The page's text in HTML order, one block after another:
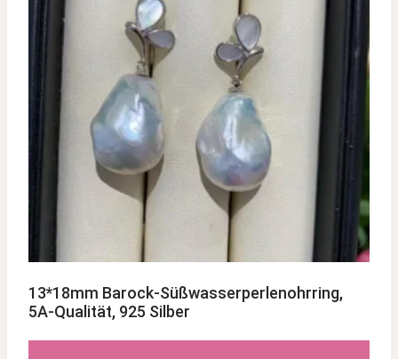
13*18mm Barock-Süßwasserperlenohrring,
5A-Qualität, 925 Silber